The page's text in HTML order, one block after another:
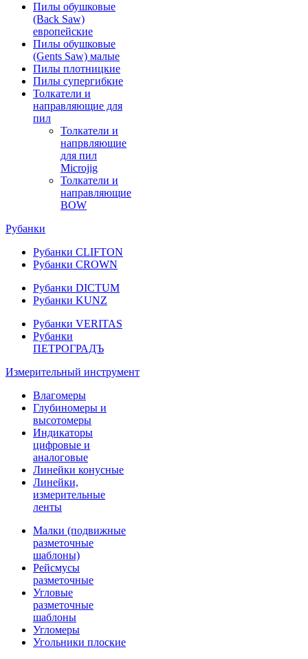
Пилы обушковые
(Back Saw)
европейские
Пилы обушковые
(Gents Saw) малые
Пилы плотницкие
Пилы супергибкие
Толкатели и
направляющие для
пил
Толкатели и
напрвляющие
для пил
Microjig
Толкатели и
направляющие
BOW
Рубанки
Рубанки CLIFTON
Рубанки CROWN
Рубанки DICTUM
Рубанки KUNZ
Рубанки VERITAS
Рубанки
ПЕТРОГРАДЪ
Измерительный инструмент
Влагомеры
Глубиномеры и
высотомеры
Индикаторы
цифровые и
аналоговые
Линейки конусные
Линейки,
измерительные
ленты
Малки (подвижные
разметочные
шаблоны)
Рейсмусы
разметочные
Угловые
разметочные
шаблоны
Угломеры
Угольники плоские